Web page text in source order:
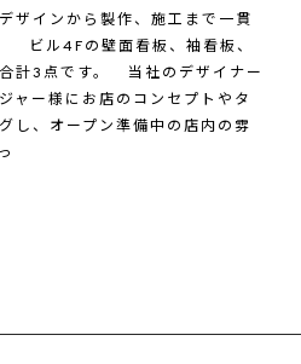
ザインから製作、施工まで一貫
ビル4Fの壁面看板、袖看板、
計3点です。 当社のデザイナー
ャー様にお店のコンセプトやタ
し、オープン準備中の店内の雰